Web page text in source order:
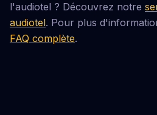
l'audiotel ? Découvrez notre
audiotel. Pour plus
FAQ complète.